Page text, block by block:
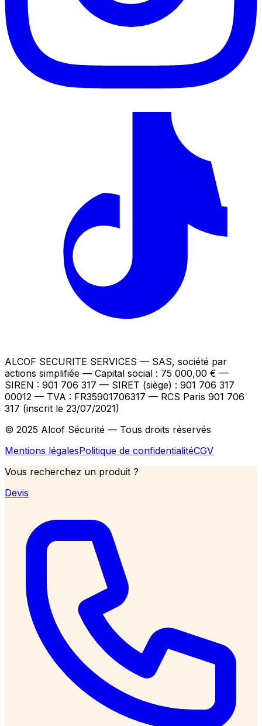
ALCOF SECURITE SERVICES — SAS, société par
actions simplifiée — Capital social : 75 000,00 € —
SIREN : 901 706 317 — SIRET (siège) : 901 706 317
00012 — TVA : FR35901706317 — RCS Paris 901 706
317 (inscrit le 23/07/2021)
© 2025 Alcof Sécurité — Tous droits réservés
Mentions légalesPolitique de confidentialitéCGV
Vous recherchez un produit ?
Devis